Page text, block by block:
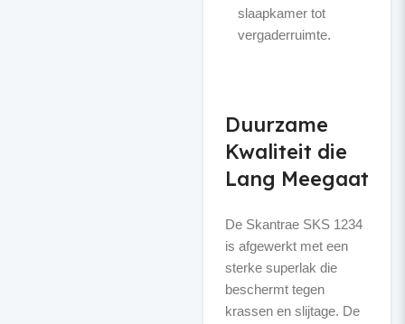
slaapkamer tot
vergaderruimte.
Duurzame
Kwaliteit die
Lang Meegaat
De Skantrae SKS 1234
is afgewerkt met een
sterke superlak die
beschermt tegen
krassen en slijtage. De